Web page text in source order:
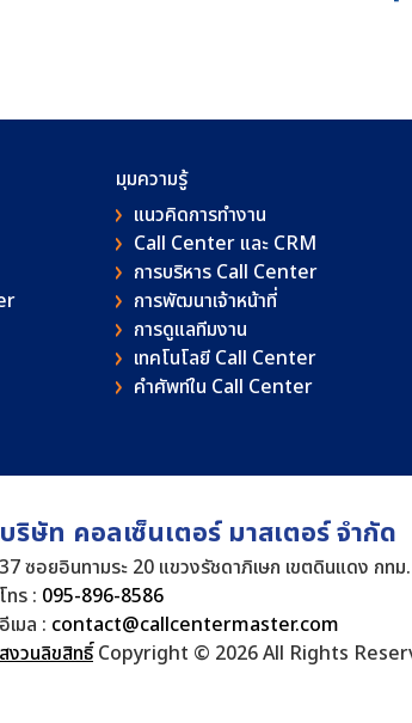
มุมความรู้
แนวคิดการทำงาน
Call Center และ CRM
การบริหาร Call Center
การพัฒนาเจ้าหน้าที่
การดูแลทีมงาน
เทคโนโลยี Call Center
คําศัพท์ใน Call Center
บริษัท คอลเซ็นเตอร์ มาสเตอร์ จำกัด
37 ซอยอินทามระ 20 แขวงรัชดาภิเษก เขตดินแดง กท
โทร : 095-896-8586
อีเมล : contact@callcentermaster.com
สงวนลิขสิทธิ์Copyright © 2026 All Rights